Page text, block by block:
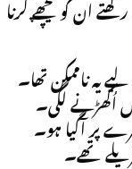
ان کو پیچھے کرنا
یہ ناممکن تھا۔
اُکھڑنے لگی۔
پر آگیا ہو۔
تھے۔